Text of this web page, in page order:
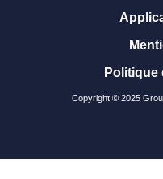
Copyright © 2025
Politique